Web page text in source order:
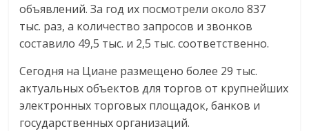
объявлений. За год их посмотрели около 837
тыс. раз, а количество запросов и звонков
составило 49,5 тыс. и 2,5 тыс. соответственно.
Сегодня на Циане размещено более 29 тыс.
актуальных объектов для торгов от крупнейших
электронных торговых площадок, банков и
государственных организаций.